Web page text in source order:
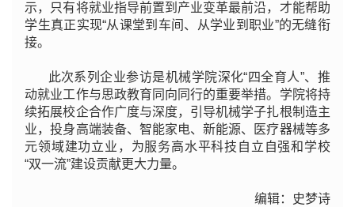
示，只有将就业指导前置到产业变革最前沿，才能帮助
学生真正实现“从课堂到车间、从学业到职业”的无缝衔
接。
此次系列企业参访是机械学院深化“四全育人”、推
动就业工作与思政教育同向同行的重要举措。学院将持
续拓展校企合作广度与深度，引导机械学子扎根制造主
业，投身高端装备、智能家电、新能源、医疗器械等多
元领域建功立业，为服务高水平科技自立自强和学校
“双一流”建设贡献更大力量。
编辑：史梦诗